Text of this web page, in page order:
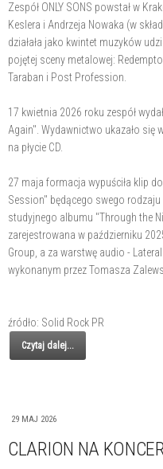
Zespół ONLY SONS powstał w
Keslera i Andrzeja Nowaka (w
działała jako kwintet muzyków
pojętej sceny metalowej:
Taraban i Post Profession.
17 kwietnia 2026 roku zespół
Again". Wydawnictwo ukazało się
na płycie CD.
27 maja formacja wypuściła klip
Session" będącego swego
studyjnego albumu "Through the
zarejestrowana w październiku
Group, a za warstwę audio -
wykonanym przez Tomasza
źródło: Solid Rock PR
Czytaj dalej...
29 MAJ 2026
CLARION NA